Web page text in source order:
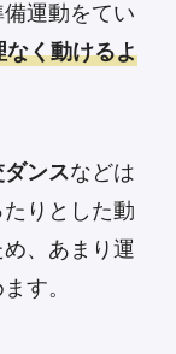
運動をてい
なく動けるよ
ンスなどは
りとした動
、あまり運
す。